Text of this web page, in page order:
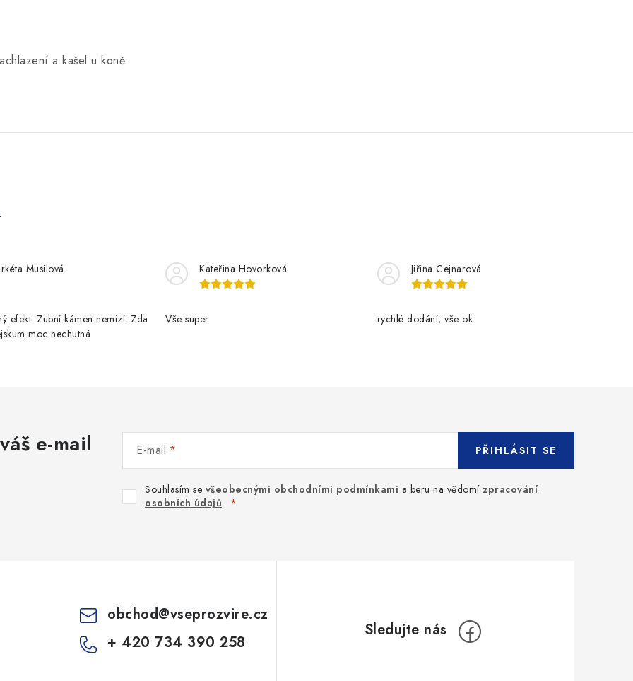
a kašel u koně
Musilová
efekt. Zubní kámen nemizí. Zda
moc nechutná
Kateřina Hovorková
Vše super
Jiřina Cejnarová
rychlé dodání, vše ok
e-mail E-mail
Souhlasím se všeobecnými obchodními podmínkami a beru na vědomí zpracování
osobních údajů.
PŘIHLÁSIT SE
obchod@vseprozvire.cz
+ 420 734 390 258